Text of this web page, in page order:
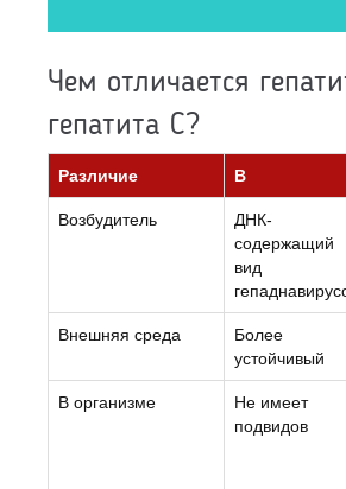
Чем отличается
гепатита С?
Различие В
Возбудитель
ДНК-
содержащий
вид
Внешняя среда
Более
устойчивый
В организме
Не имеет
подвидов